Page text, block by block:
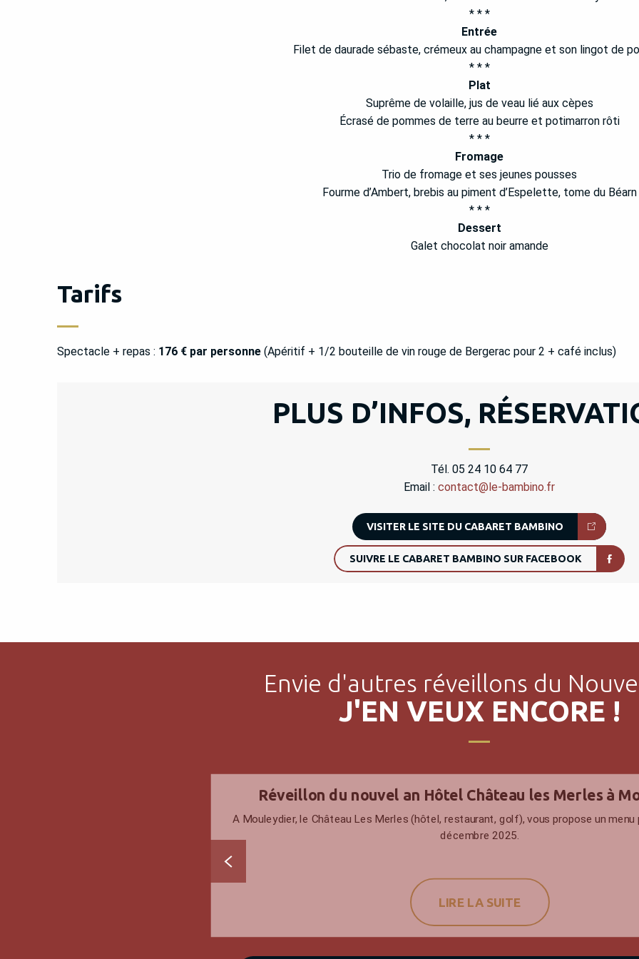
* * *
Entrée
Filet de daurade sébaste, crémeux au champagne et son lingot de
* * *
Plat
Suprême de volaille, jus de veau lié aux cèpes
Écrasé de pommes de terre au beurre et potimarron rôti
* * *
Fromage
Trio de fromage et ses jeunes pousses
Fourme d’Ambert, brebis au piment d’Espelette, tome du Béarn
* * *
Dessert
Galet chocolat noir amande
Tarifs
Spectacle + repas : 176 € par personne (Apéritif + 1/2 bouteille de vin rouge de Bergerac pour 2 + café inclus)
PLUS D’INFOS,
Tél. 05 24 10 64 77
Email : contact@le-bambino.fr
VISITER LE SITE DU CABARET BAMBINO
SUIVRE LE CABARET BAMBINO SUR FACEBOOK
Envie d'autres réveillons du
J'EN VEUX ENCORE !
Réveillon du nouvel an Hôtel Château les Merles à
A Mouleydier, le Château Les Merles (hôtel, restaurant, golf), vous propose un menu
décembre 2025.
LIRE LA SUITE